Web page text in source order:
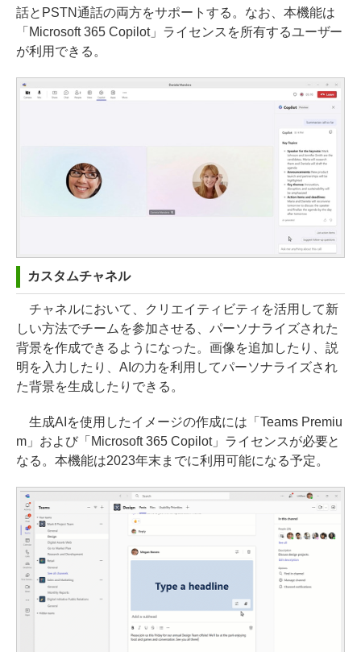
話とPSTN通話の両方をサポートする。なお、本機能は
「Microsoft 365 Copilot」ライセンスを所有するユーザー
が利用できる。
カスタムチャネル
チャネルにおいて、クリエイティビティを活用して新
しい方法でチームを参加させる、パーソナライズされた
背景を作成できるようになった。画像を追加したり、説
明を入力したり、AIの力を利用してパーソナライズされ
た背景を生成したりできる。
生成AIを使用したイメージの作成には「Teams Premiu
m」および「Microsoft 365 Copilot」ライセンスが必要と
なる。本機能は2023年末までに利用可能になる予定。